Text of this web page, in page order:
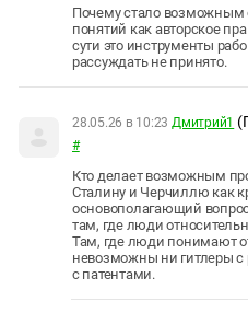
Почему стало возможным
понятий как авторское
сути это инструменты
рассуждать не принято.
28.05.26 в 10:23 Дмитрий1
#
Кто делает возможным
Сталину и Черчиллю как
основополагающий
там, где люди
Там, где люди понимают
невозможны ни гитлеры с
с патентами.